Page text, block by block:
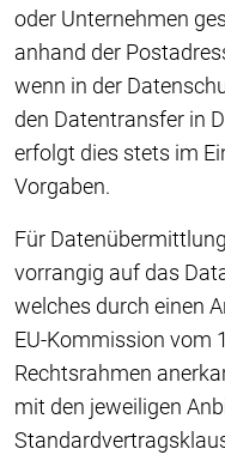
oder Unternehmen
anhand der
wenn in der
den Datentransfer in
erfolgt dies stets im
Vorgaben.
Für
vorrangig auf das
welches durch einen
EU-Kommission vom
Rechtsrahmen
mit den jeweiligen